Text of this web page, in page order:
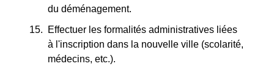
du déménagement.
Effectuer les formalités administratives liées
à l'inscription dans la nouvelle ville (scolarité,
médecins, etc.).